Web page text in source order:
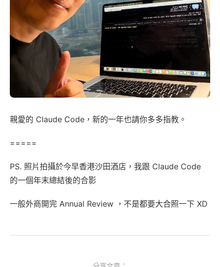
親愛的 Claude Code，新的一年也請你多多指教。
=====
PS. 照片拍攝於今早香港沙田酒店，我跟 Claude Code
的一個年末總結後的合影
一般外商開完 Annual Review ，不是都要大合照一下 XD